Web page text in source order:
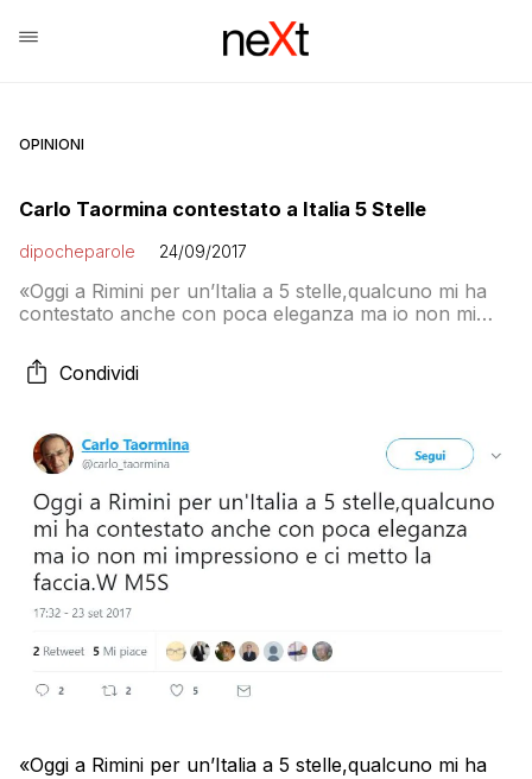
OPINIONI
Carlo Taormina contestato a Italia 5 Stelle
dipocheparole 24/09/2017
«Oggi a Rimini per un’Italia a 5 stelle,qualcuno mi ha
contestato anche con poca eleganza ma io non mi
un tipico esempio di amore non corrisposto quello tra
l’avvocato Carlo Taormina e il MoVimento 5 Stelle, che
Condividi
«Oggi a Rimini per un’Italia a 5 stelle,qualcuno mi ha